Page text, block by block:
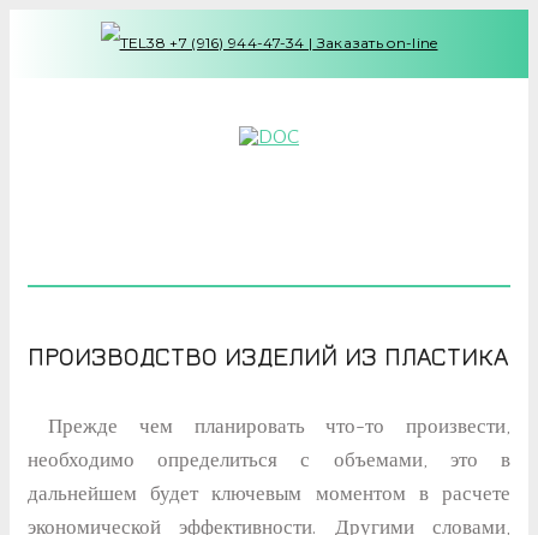
+7 (916) 944-47-34 | Заказать on-line
ПРОИЗВОДСТВО ИЗДЕЛИЙ ИЗ ПЛАСТИКА
Прежде чем планировать что-то произвести,
необходимо определиться с объемами, это в
дальнейшем будет ключевым моментом в расчете
экономической эффективности. Другими словами,